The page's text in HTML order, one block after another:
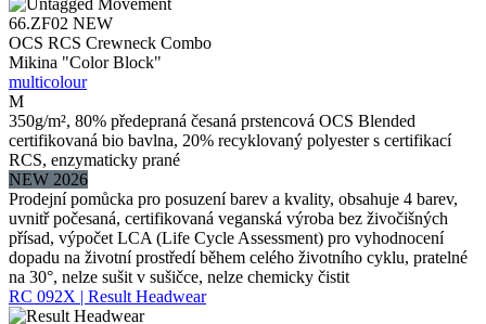
66.ZF02 NEW
OCS RCS Crewneck Combo
Mikina "Color Block"
multicolour
M
350g/m², 80% předepraná česaná prstencová OCS Blended
certifikovaná bio bavlna, 20% recyklovaný polyester s certifikací
RCS, enzymaticky prané
NEW 2026
Prodejní pomůcka pro posuzení barev a kvality, obsahuje 4 barev,
uvnitř počesaná, certifikovaná veganská výroba bez živočišných
přísad, výpočet LCA (Life Cycle Assessment) pro vyhodnocení
dopadu na životní prostředí během celého životního cyklu, pratelné
na 30°, nelze sušit v sušičce, nelze chemicky čistit
RC 092X | Result Headwear